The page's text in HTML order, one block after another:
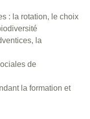
: la rotation, le choix
la
de
la formation et